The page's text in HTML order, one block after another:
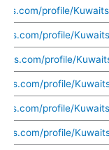
profile/
profile/
profile/
profile/
profile/
profile/